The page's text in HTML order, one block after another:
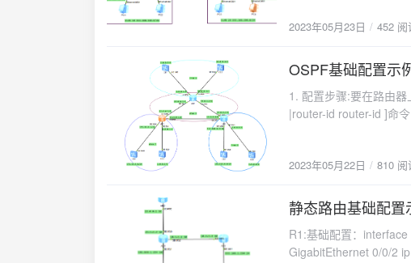
网掩码。在AR3和AR4
在R1路由器上使用静态
器接口所属的网络。
DHCP IP 池和 DNS 设
的端口 80, 在
huawei quit interface
vlan 10 password
置进行验证。 display
port link-type access
关地址配置为S1上
192.168.200.11/24，
配置完成后，在PC1上
Vlanif 10 ip address
2023年05月23日 452 阅
2023-05-22
OSPF基础配置示
1. 配置步骤:要在路由
|router-id router-id ]命
器会根据某种规则自动
0.0.0.255 network 1.0.0.0 0.255.255.255 quit
172.16.0.1 24 quit
GigabitEthernet 0/0/1
12.0.0.1 8 quit R2:ospf
2023年05月22日 810 阅
2023-05-22
静态路由基础配置
R1:基础配置：
GigabitEthernet 0/0/2